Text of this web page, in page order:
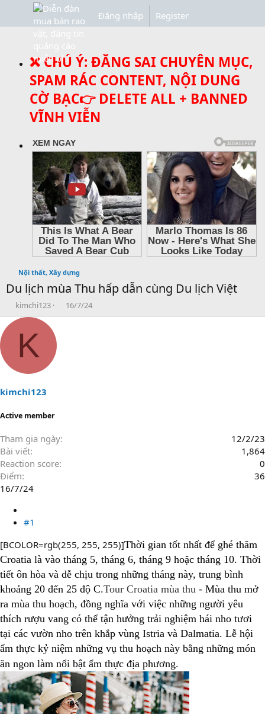
Đăng nhập Register
❌ CHÚ Ý: ĐĂNG SAI CHUYÊN MỤC,
SPAM RÁC CONTENT, NỘI DUNG
CỜ BẠC👉 DELETE ALL + BANNED
VĨNH VIỄN
Nội thất, Xây dựng
Du lịch mùa Thu hấp dẫn cùng Du lịch Việt
T
h
s
a
e
kimchi123
N
g
16/7/24
K
kimchi123
Active member
Tham gia ngày
12/2/23
Bài viết
1,864
Reaction score
0
Điểm
36
16/7/24
#1
[BCOLOR=rgb(255, 255, 255)]Thời gian tốt nhất để ghé thăm
Croatia là vào tháng 5, tháng 6, tháng 9 hoặc tháng 10. Thời
tiết ôn hòa và dễ chịu trong những tháng này, trung bình
khoảng 20 đến 25 độ C.Tour Croatia mùa thu - Mùa thu mở
ra mùa thu hoạch, đồng nghĩa với việc những người yêu
thích rượu vang có thể tận hưởng trải nghiệm hái nho tươi
tại các vườn nho trên khắp vùng Istria và Dalmatia. Lễ hội
ẩm thực kỷ niệm những vụ thu hoạch này bằng những món
ăn ngon làm nổi bật ẩm thực địa phương.